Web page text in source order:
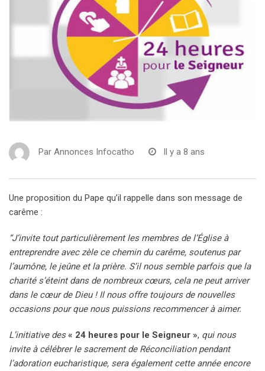
Par Annonces Infocatho Il y a 8 ans
Une proposition du Pape qu’il rappelle dans son message de
carême :
“J’invite tout particulièrement les membres de l’Église à
entreprendre avec zèle ce chemin du carême, soutenus par
l’aumône, le jeûne et la prière. S’il nous semble parfois que la
charité s’éteint dans de nombreux cœurs, cela ne peut arriver
dans le cœur de Dieu ! Il nous offre toujours de nouvelles
occasions pour que nous puissions recommencer à aimer.
L’initiative des « 24 heures pour le Seigneur », qui nous
invite à célébrer le sacrement de Réconciliation pendant
l’adoration eucharistique, sera également cette année encore